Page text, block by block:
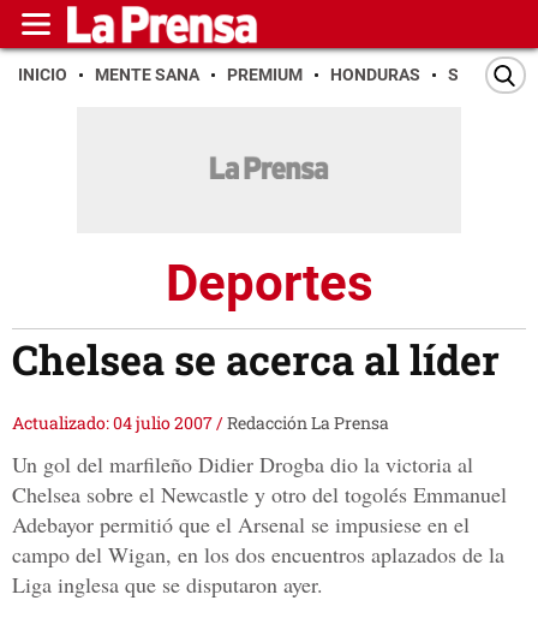
INICIO MENTE SANA PREMIUM HONDURAS SAN PEDRO
Deportes
Chelsea se acerca al líder
Actualizado: 04 julio 2007/Redacción La Prensa
Un gol del marfileño Didier Drogba dio la victoria al
Chelsea sobre el Newcastle y otro del togolés Emmanuel
Adebayor permitió que el Arsenal se impusiese en el
campo del Wigan, en los dos encuentros aplazados de la
Liga inglesa que se disputaron ayer.